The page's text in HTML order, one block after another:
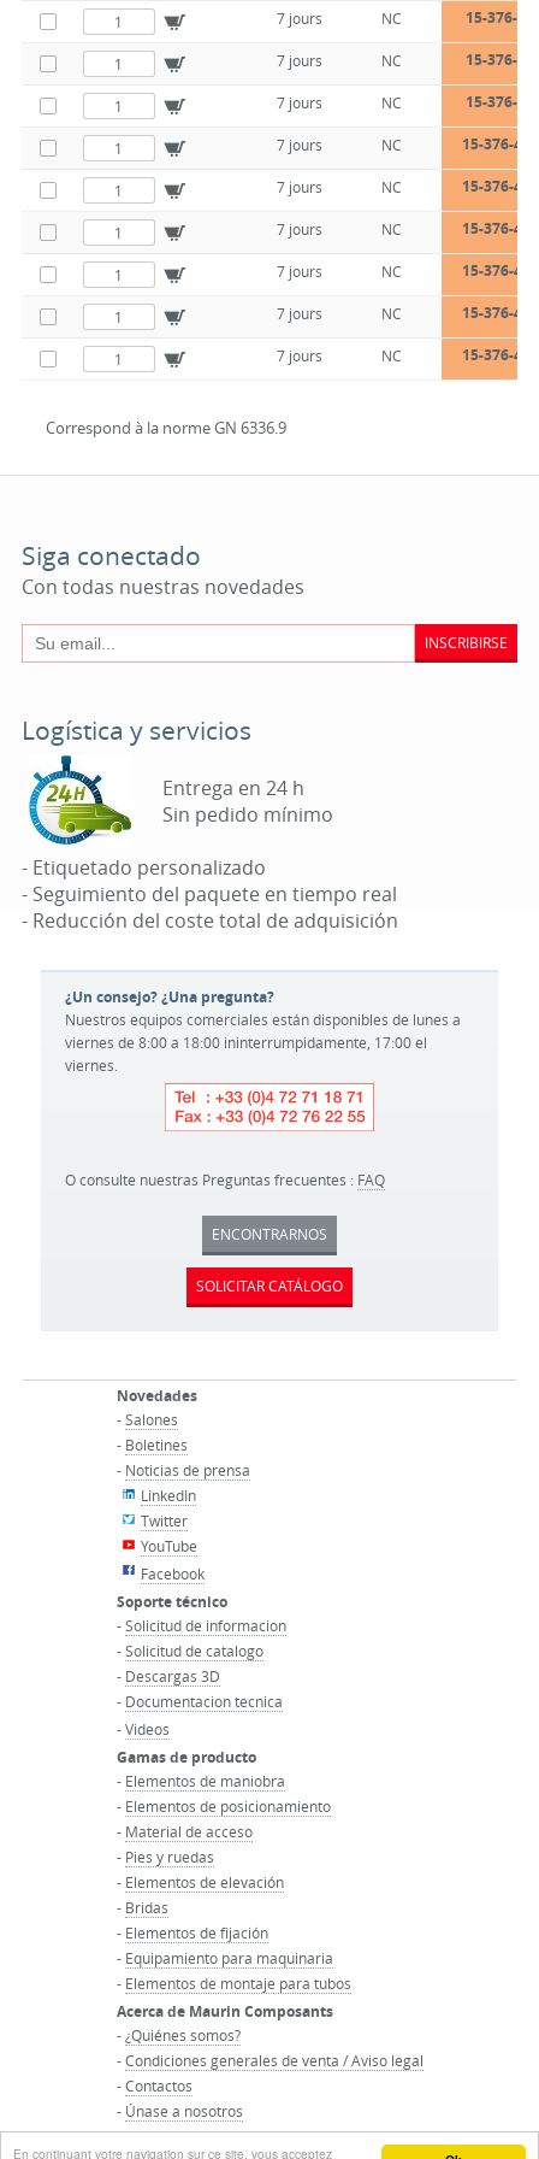
En continuant votre navigation sur ce site, vous acceptez
7 jours NC 15-376-
7 jours NC 15-376-
7 jours NC 15-376-
7 jours NC 15-376-
7 jours NC 15-376-
7 jours NC 15-376-
7 jours NC 15-376-
7 jours NC 15-376-
7 jours NC 15-376-
Correspond à la norme GN 6336.9
Siga conectado
Con todas nuestras novedades
INSCRIBIRSE
Logística y servicios
Entrega en 24 h
Sin pedido mínimo
- Etiquetado personalizado
- Seguimiento del paquete en tiempo real
- Reducción del coste total de adquisición
¿Un consejo? ¿Una pregunta?
Nuestros equipos comerciales están disponibles de lunes a
viernes de 8:00 a 18:00 ininterrumpidamente, 17:00 el
viernes.
O consulte nuestras Preguntas frecuentes : FAQ
ENCONTRARNOS
SOLICITAR CATÁLOGO
Novedades
-Salones
- Boletines
- Noticias de prensa
LinkedIn
Twitter
YouTube
Facebook
Soporte técnico
-Solicitud de informacion
-Solicitud de catalogo
- Descargas 3D
- Documentacion tecnica
-Videos
Gamas de producto
- Elementos de maniobra
- Elementos de posicionamiento
- Material de acceso
- Pies y ruedas
- Elementos de elevación
- Bridas
- Elementos de fijación
- Equipamiento para maquinaria
- Elementos de montaje para tubos
Acerca de Maurin Composants
-¿Quiénes somos?
-Condiciones generales de venta / Aviso legal
-Contactos
- Únase a nosotros
-Inicio del grupo Maurin